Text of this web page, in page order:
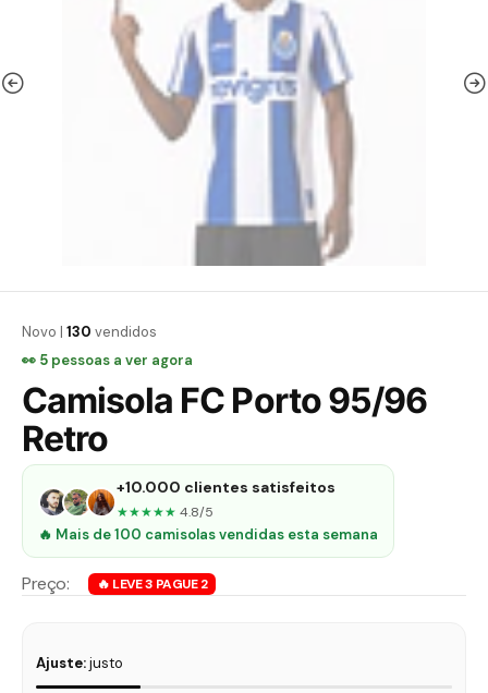
Novo | 130 vendidos
👀 5 pessoas a ver agora
Camisola FC Porto 95/96
Retro
+10.000 clientes satisfeitos
★★★★★ 4.8/5
🔥 Mais de 100 camisolas vendidas esta semana
Ajuste:justo